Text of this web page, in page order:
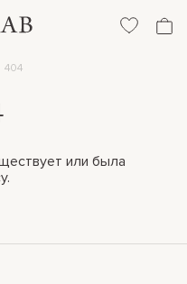
404
или была